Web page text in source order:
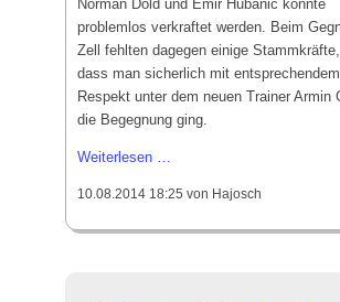
Norman Dold und Emir Hubanic konnte
problemlos verkraftet werden. Beim
Zell fehlten dagegen einige
dass man sicherlich mit entsprechendem
Respekt unter dem neuen Trainer Armin
die Begegnung ging.
Weiterlesen …
Salz
in
10.08.2014 18:25 von Hajosch